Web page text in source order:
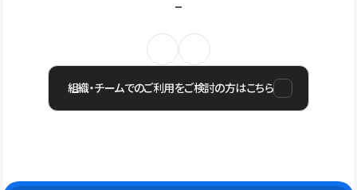
組織・チームでのご利用をご検討の方はこちら